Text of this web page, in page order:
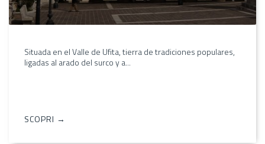
Situada en el Valle de Ufita, tierra de tradiciones populares,
ligadas al arado del surco y a...
SCOPRI →